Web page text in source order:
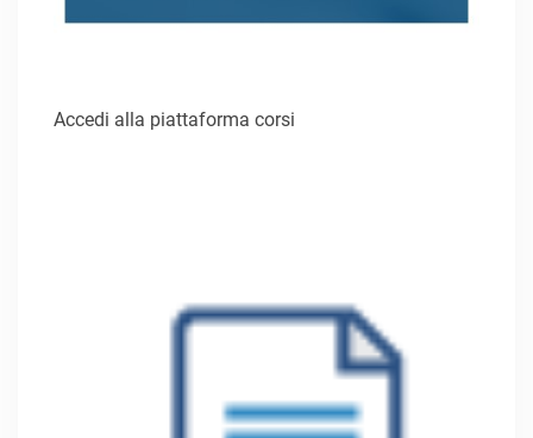
Accedi alla piattaforma corsi